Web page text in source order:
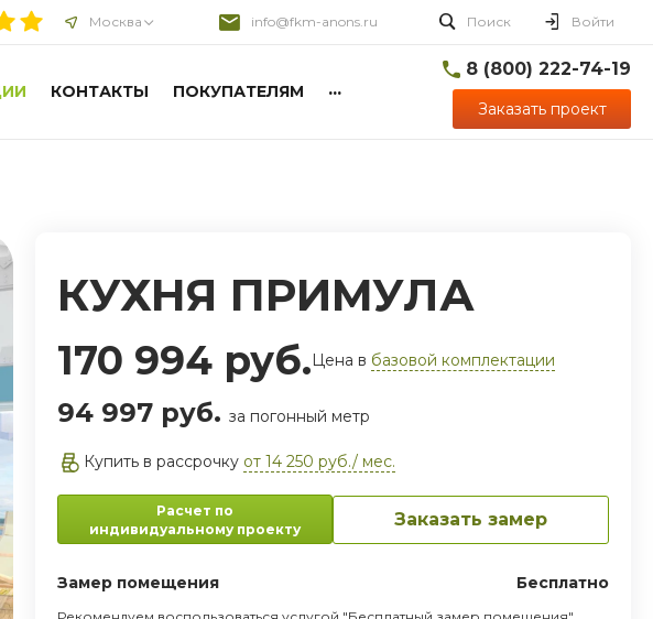
Москва info@fkm-anons.ru Поиск Войти
КОНТАКТЫ ПОКУПАТЕЛЯМ ...
8 (800) 222-74-19
Заказать проект
КУХНЯ ПРИМУЛА
170 994 руб.Цена в базовой комплектации
170 994 руб.
94 997 руб. за погонный метр
Купить в рассрочку от 14 250 руб./ мес.
Расчет по
индивидуальному проекту
Заказать замер
Замер помещения Бесплатно